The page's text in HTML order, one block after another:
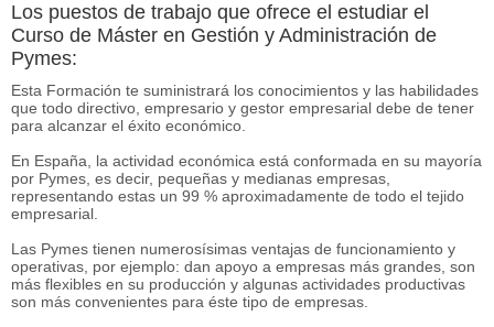
Los puestos de trabajo que ofrece el estudiar el
Curso de Máster en Gestión y Administración de
Pymes:
Esta Formación te suministrará los conocimientos y las habilidades
que todo directivo, empresario y gestor empresarial debe de tener
para alcanzar el éxito económico.
En España, la actividad económica está conformada en su mayoría
por Pymes, es decir, pequeñas y medianas empresas,
representando estas un 99 % aproximadamente de todo el tejido
empresarial.
Las Pymes tienen numerosísimas ventajas de funcionamiento y
operativas, por ejemplo: dan apoyo a empresas más grandes, son
más flexibles en su producción y algunas actividades productivas
son más convenientes para éste tipo de empresas.